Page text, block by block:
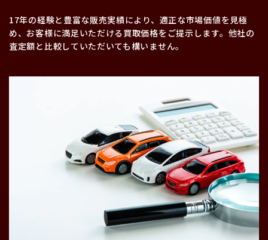
17年の経験と豊富な販売実績により、適正な市場価値を見極
め、お客様に満足いただける買取価格をご提示します。他社の
査定額と比較していただいても構いません。